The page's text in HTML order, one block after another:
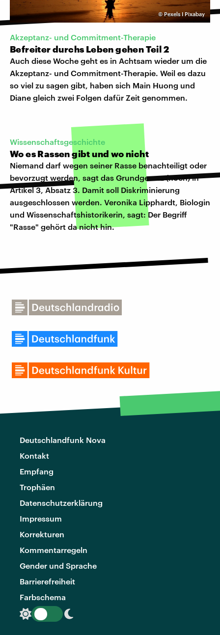
©Pexels I Pixabay
Akzeptanz- und Commitment-Therapie
Befreiter durchs Leben gehen Teil 2
Auch diese Woche geht es in Achtsam wieder um die
Akzeptanz- und Commitment-Therapie. Weil es dazu
so viel zu sagen gibt, haben sich Main Huong und
Diane gleich zwei Folgen dafür Zeit genommen.
Wissenschaftsgeschichte
Wo es Rassen gibt und wo nicht
Niemand darf wegen seiner Rasse benachteiligt oder
bevorzugt werden, sagt das Grundgesetz (noch) in
Artikel 3, Absatz 3. Damit soll Diskriminierung
ausgeschlossen werden. Veronika Lipphardt, Biologin
und Wissenschaftshistorikerin, sagt: Der Begriff
"Rasse" gehört da nicht hin.
Deutschlandfunk Nova
Kontakt
Empfang
Trophäen
Datenschutzerklärung
Impressum
Korrekturen
Kommentarregeln
Gender und Sprache
Barrierefreiheit
Farbschema